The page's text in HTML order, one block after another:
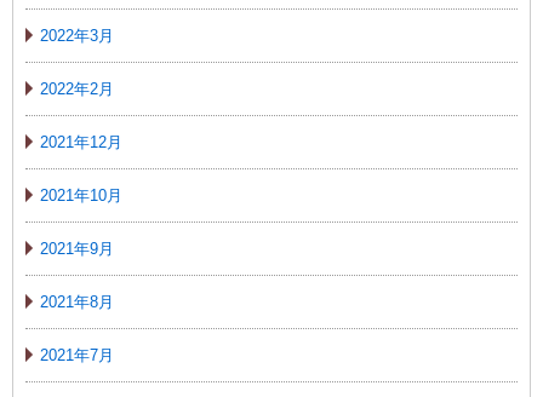
2022年3月
2022年2月
2021年12月
2021年10月
2021年9月
2021年8月
2021年7月